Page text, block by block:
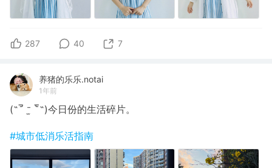
287 40 7
养猪的乐乐.notai
1年前
(˶‾᷄ ⁻̫ ‾᷅˵)今日份的生活碎片。
#城市低消乐活指南